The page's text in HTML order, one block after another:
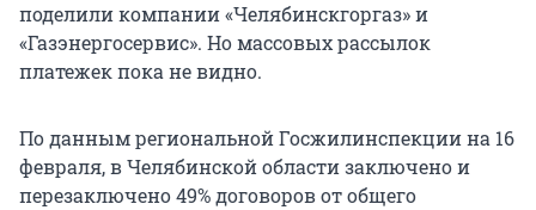
поделили компании «Челябинскгоргаз» и
«Газэнергосервис». Но массовых рассылок
платежек пока не видно.
По данным региональной Госжилинспекции на 16
февраля, в Челябинской области заключено и
перезаключено 49% договоров от общего